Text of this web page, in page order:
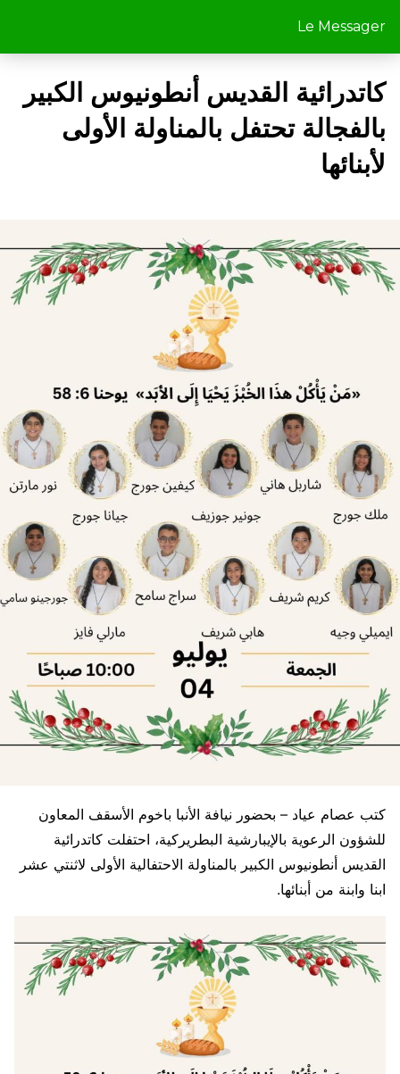
Le Messager
كاتدرائية القديس أنطونيوس الكبير
بالفجالة تحتفل بالمناولة الأولى
لأبنائها
كتب عصام عياد – بحضور نيافة الأنبا باخوم الأسقف المعاون
للشؤون الرعوية بالإيبارشية البطريركية، احتفلت كاتدرائية
القديس أنطونيوس الكبير بالمناولة الاحتفالية الأولى لاثنتي عشر
ابنا وابنة من أبنائها.